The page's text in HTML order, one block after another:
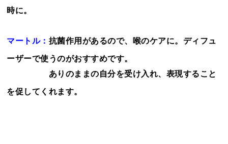
時に。
マートル： 抗菌作用があるので、喉のケアに。ディフュ
ーザーで使うのがおすすめです。
ありのままの自分を受け入れ、表現すること
を促してくれます。